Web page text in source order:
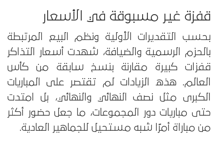
قفزة غير مسبوقة في الأسعار
بحسب التقديرات الأولية ونظم البيع المرتبطة
بالحزم الرسمية والضيافة، شهدت أسعار التذاكر
قفزات كبيرة مقارنة بنسخ سابقة من كأس
العالم. هذه الزيادات لم تقتصر على المباريات
الكبرى مثل نصف النهائي والنهائي، بل امتدت
حتى مباريات دور المجموعات، ما جعل حضور أكثر
من مباراة أمرًا شبه مستحيل للجماهير العادية.